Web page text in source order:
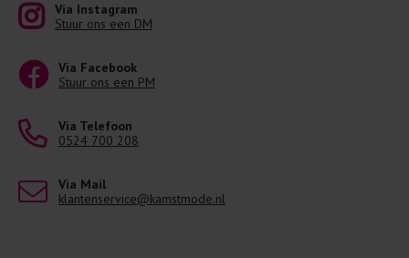
Via Instagram
Stuur ons een DM
Via Facebook
Stuur ons een PM
Via Telefoon
0524 700 208
Via Mail
klantenservice@kamstmode.nl